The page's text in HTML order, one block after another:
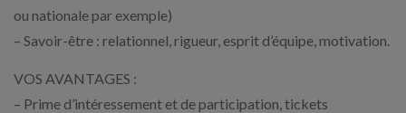
ou nationale par exemple)
– Savoir-être : relationnel, rigueur, esprit d’équipe, motivation.
VOS AVANTAGES :
– Prime d’intéressement et de participation, tickets